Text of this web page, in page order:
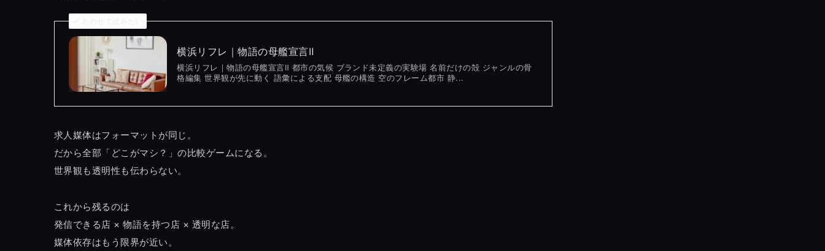
あわせて読みたい
横浜リフレ｜物語の母艦宣言Ⅱ
横浜リフレ｜物語の母艦宣言Ⅱ 都市の気候 ブランド未定義の実験場 名前だけの殻 ジャンルの骨
格編集 世界観が先に動く 語彙による支配 母艦の構造 空のフレーム都市 静...
求人媒体はフォーマットが同じ。
だから全部「どこがマシ？」の比較ゲームになる。
世界観も透明性も伝わらない。
これから残るのは
発信できる店 × 物語を持つ店 × 透明な店。
媒体依存はもう限界が近い。